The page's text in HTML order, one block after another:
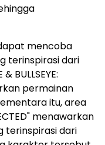
mencoba
terinspirasi dari
BULLSEYE:
permainan
itu, area
menawarkan
terinspirasi dari